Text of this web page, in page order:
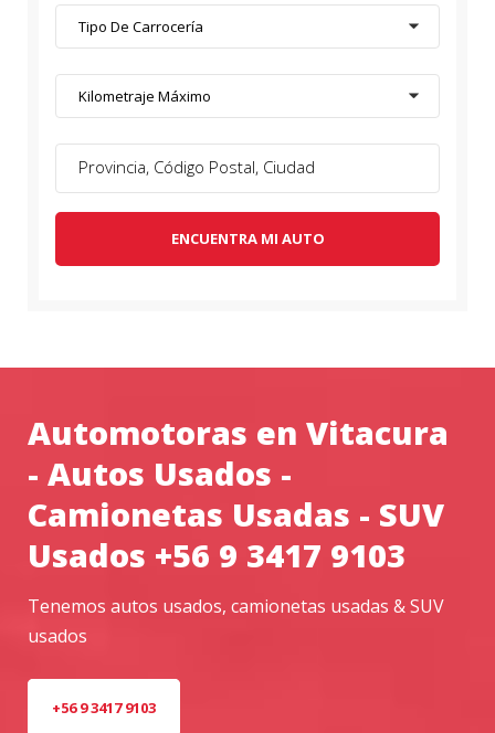
ENCUENTRA MI AUTO
Tipo De Carrocería
Kilometraje Máximo
Automotoras en Vitacura
- Autos Usados -
Camionetas Usadas - SUV
Usados +56 9 3417 9103
Tenemos autos usados, camionetas usadas & SUV
usados
+56 9 3417 9103